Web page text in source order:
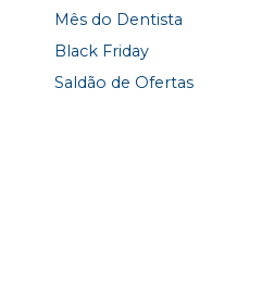
Mês do Dentista
Black Friday
Saldão de Ofertas